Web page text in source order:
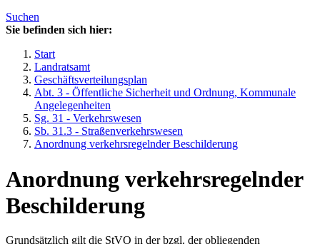
Suchen
Sie befinden sich hier:
Start
Landratsamt
Geschäftsverteilungsplan
Abt. 3 - Öffentliche Sicherheit und Ordnung, Kommunale
Angelegenheiten
Sg. 31 - Verkehrswesen
Sb. 31.3 - Straßenverkehrswesen
Anordnung verkehrsregelnder Beschilderung
Anordnung verkehrsregelnder
Beschilderung
Grundsätzlich gilt die StVO in der bzgl. der obliegenden